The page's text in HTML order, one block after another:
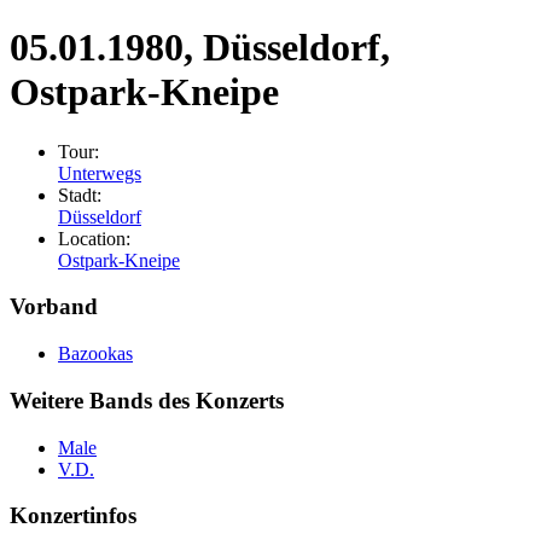
05.01.1980, Düsseldorf,
Ostpark-Kneipe
Tour:
Unterwegs
Stadt:
Düsseldorf
Location:
Ostpark-Kneipe
Vorband
Bazookas
Weitere Bands des Konzerts
Male
V.D.
Konzertinfos